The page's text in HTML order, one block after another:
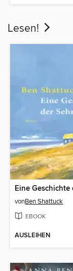
Lesen!
vonBen Shattuck
EBOOK
AUSLEIHEN